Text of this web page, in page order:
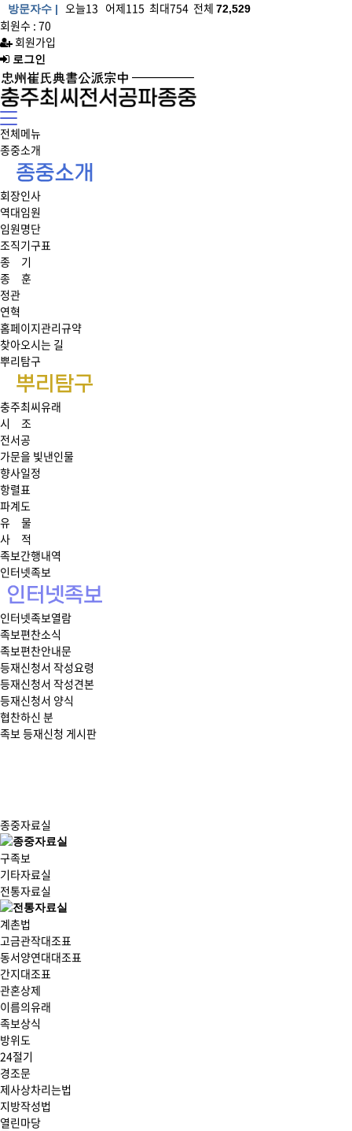
방문자수 | 오늘13 어제115 최대754 전체 72,529
회원수 : 70
회원가입
로그인
전체메뉴
상
뉴
종중소개
회장인사
역대임원
임원명단
조직기구표
종 기
종 훈
정관
연혁
홈페이지관리규약
찾아오시는 길
뿌리탐구
충주최씨유래
시 조
전서공
가문을 빛낸인물
향사일정
항렬표
파계도
유 물
사 적
족보간행내역
인터넷족보
인터넷족보열람
족보편찬소식
족보편찬안내문
등재신청서 작성요령
등재신청서 작성견본
등재신청서 양식
협찬하신 분
족보 등재신청 게시판
종중자료실
구족보
기타자료실
전통자료실
계촌법
고금관작대조표
동서양연대대조표
간지대조표
관혼상제
이름의유래
족보상식
방위도
24절기
경조문
제사상차리는법
지방작성법
열린마당